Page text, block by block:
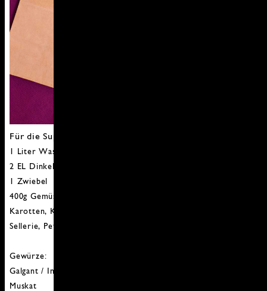
Für die Suppe:
1 Liter Wasser
2 EL Dinkelgrieß
1 Zwiebel
400g Gemüse z.B.:
Karotten, Kürbis,
Sellerie, Petersilienwurzel
Gewürze:
Galgant / Ingwer
Muskat